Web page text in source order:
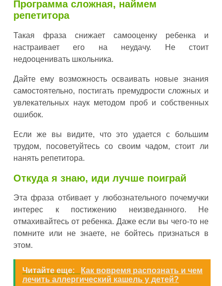
Программа сложная, наймем
репетитора
Такая фраза снижает самооценку ребенка и
настраивает его на неудачу. Не стоит
недооценивать школьника.
Дайте ему возможность осваивать новые знания
самостоятельно, постигать премудрости сложных и
увлекательных наук методом проб и собственных
ошибок.
Если же вы видите, что это удается с большим
трудом, посоветуйтесь со своим чадом, стоит ли
нанять репетитора.
Откуда я знаю, иди лучше поиграй
Эта фраза отбивает у любознательного почемучки
интерес к постижению неизведанного. Не
отмахивайтесь от ребенка. Даже если вы чего-то не
помните или не знаете, не бойтесь признаться в
этом.
Читайте еще:
Как вовремя распознать и чем
лечить аллергический кашель у детей?